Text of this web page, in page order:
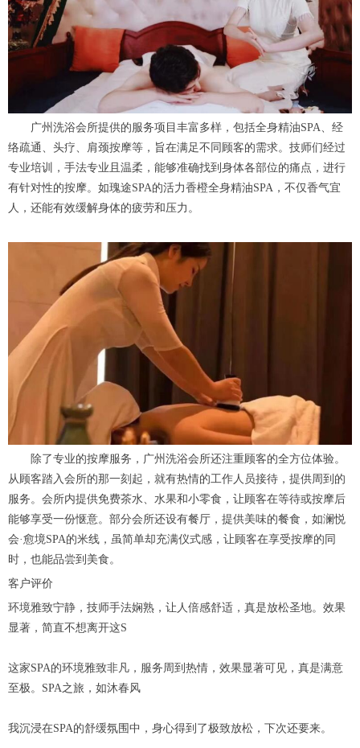
广州洗浴会所提供的服务项目丰富多样，包括全身精油SPA、经
络疏通、头疗、肩颈按摩等，旨在满足不同顾客的需求。技师们经过
专业培训，手法专业且温柔，能够准确找到身体各部位的痛点，进行
有针对性的按摩。如瑰途SPA的活力香橙全身精油SPA，不仅香气宜
人，还能有效缓解身体的疲劳和压力。
除了专业的按摩服务，广州洗浴会所还注重顾客的全方位体验。
从顾客踏入会所的那一刻起，就有热情的工作人员接待，提供周到的
服务。会所内提供免费茶水、水果和小零食，让顾客在等待或按摩后
能够享受一份惬意。部分会所还设有餐厅，提供美味的餐食，如澜悦
会·愈境SPA的米线，虽简单却充满仪式感，让顾客在享受按摩的同
时，也能品尝到美食。
客户评价
环境雅致宁静，技师手法娴熟，让人倍感舒适，真是放松圣地。效果
显著，简直不想离开这S
这家SPA的环境雅致非凡，服务周到热情，效果显著可见，真是满意
至极。SPA之旅，如沐春风
我沉浸在SPA的舒缓氛围中，身心得到了极致放松，下次还要来。